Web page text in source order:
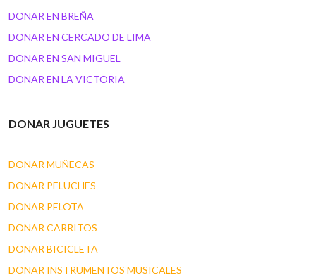
DONAR EN BREÑA
DONAR EN CERCADO DE LIMA
DONAR EN SAN MIGUEL
DONAR EN LA VICTORIA
DONAR JUGUETES
DONAR MUÑECAS
DONAR PELUCHES
DONAR PELOTA
DONAR CARRITOS
DONAR BICICLETA
DONAR INSTRUMENTOS MUSICALES